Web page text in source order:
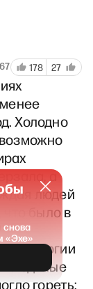
178 27
Холодно
а
людей
было в
ледяные
гореть:
«Эхе»